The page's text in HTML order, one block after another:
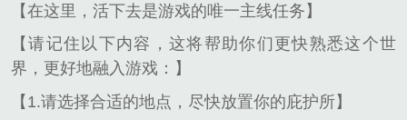
【在这里，活下去是游戏的唯一主线任务】
【请记住以下内容，这将帮助你们更快熟悉这个世
界，更好地融入游戏：】
【1.请选择合适的地点，尽快放置你的庇护所】